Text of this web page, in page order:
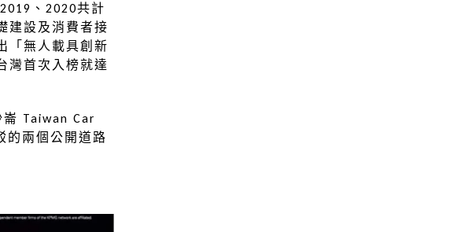
、2020共計
建設及消費者接
「無人載具創新
灣首次入榜就達
Taiwan Car
的兩個公開道路